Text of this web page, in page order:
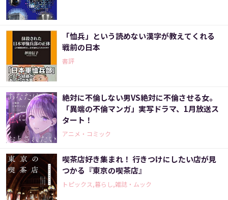
「恤兵」という読めない漢字が教えてくれる
戦前の日本
書評
絶対に不倫しない男VS絶対に不倫させる女。
「異端の不倫マンガ」実写ドラマ、1月放送ス
タート！
アニメ・コミック
喫茶店好き集まれ！ 行きつけにしたい店が見
つかる『東京の喫茶店』
トピックス,暮らし,雑誌・ムック